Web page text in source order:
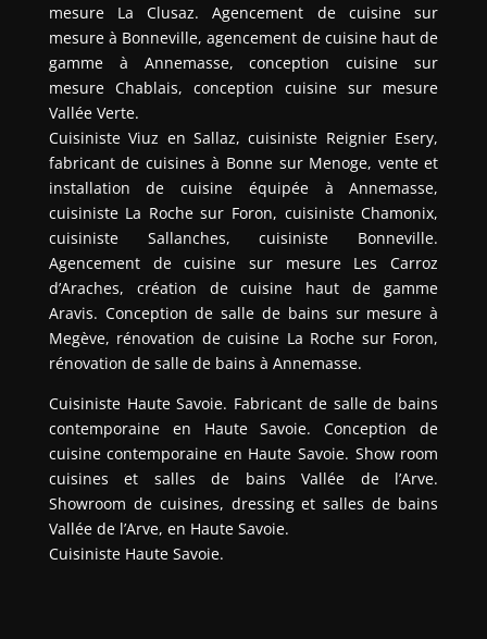
mesure La Clusaz. Agencement de cuisine sur
mesure à Bonneville, agencement de cuisine haut de
gamme à Annemasse, conception cuisine sur
mesure Chablais, conception cuisine sur mesure
Vallée Verte.
Cuisiniste Viuz en Sallaz, cuisiniste Reignier Esery,
fabricant de cuisines à Bonne sur Menoge, vente et
installation de cuisine équipée à Annemasse,
cuisiniste La Roche sur Foron, cuisiniste Chamonix,
cuisiniste Sallanches, cuisiniste Bonneville.
Agencement de cuisine sur mesure Les Carroz
d’Araches, création de cuisine haut de gamme
Aravis. Conception de salle de bains sur mesure à
Megève, rénovation de cuisine La Roche sur Foron,
rénovation de salle de bains à Annemasse.
Cuisiniste Haute Savoie. Fabricant de salle de bains
contemporaine en Haute Savoie. Conception de
cuisine contemporaine en Haute Savoie. Show room
cuisines et salles de bains Vallée de l’Arve.
Showroom de cuisines, dressing et salles de bains
Vallée de l’Arve, en Haute Savoie.
Cuisiniste Haute Savoie.